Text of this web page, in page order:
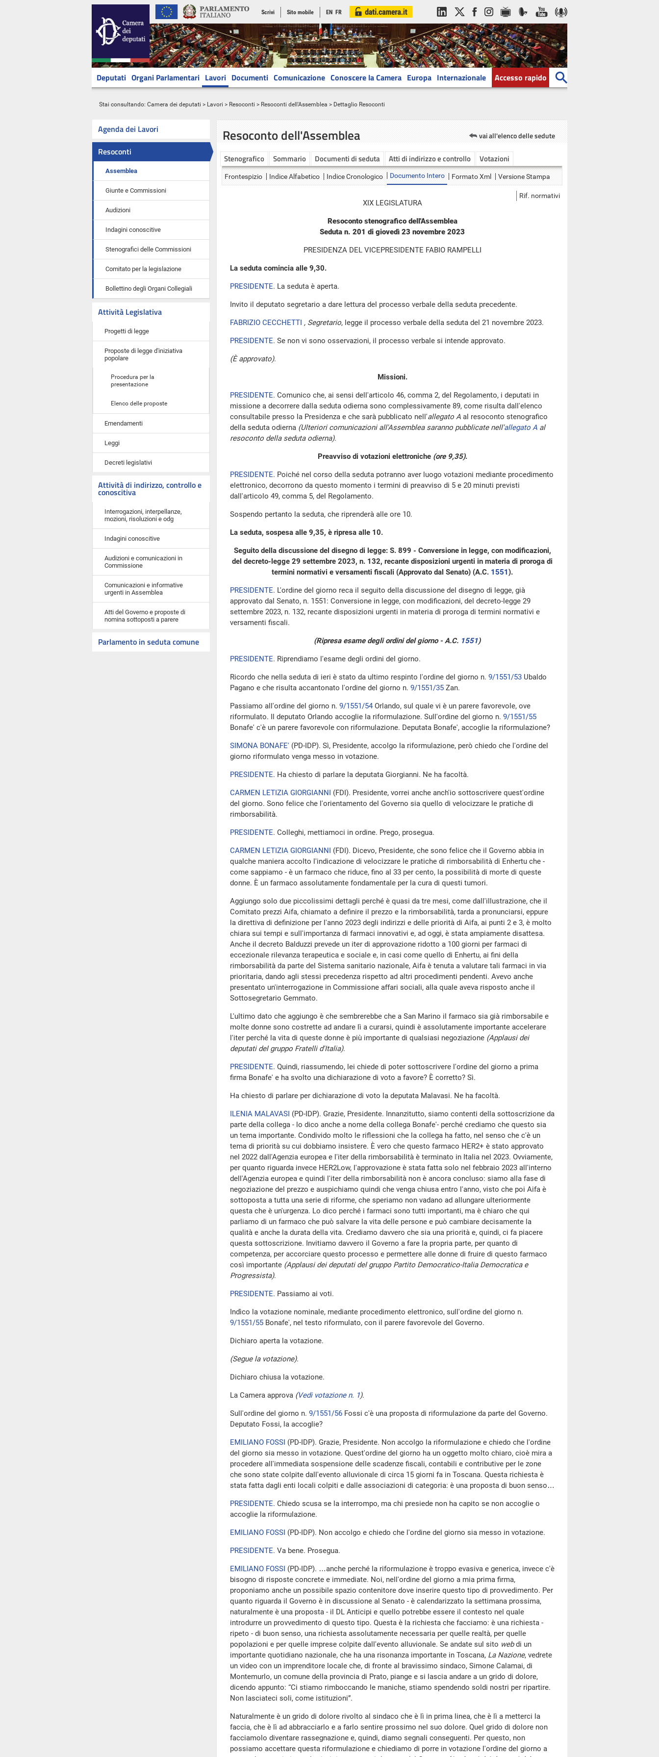
Scrivi Sito mobile EN FR
Deputati Organi Parlamentari Lavori Documenti Comunicazione Conoscere la Camera Europa Internazionale Accesso rapido
Stai consultando: Camera dei deputati > Lavori > Resoconti > Resoconti dell'Assemblea > Dettaglio Resoconti
Agenda dei Lavori
Resoconti
Assemblea
Giunte e Commissioni
Audizioni
Indagini conoscitive
Stenografici delle Commissioni
Comitato per la legislazione
Bollettino degli Organi Collegiali
Attività Legislativa
Progetti di legge
Proposte di legge d'iniziativa
popolare
Procedura per la
presentazione
Elenco delle proposte
Emendamenti
Leggi
Decreti legislativi
Attività di indirizzo, controllo e
conoscitiva
Interrogazioni, interpellanze,
mozioni, risoluzioni e odg
Indagini conoscitive
Audizioni e comunicazioni in
Commissione
Comunicazioni e informative
urgenti in Assemblea
Atti del Governo e proposte di
nomina sottoposti a parere
Parlamento in seduta comune
Resoconto dell'Assemblea vai all'elenco delle sedute
Stenografico Sommario Documenti di seduta Atti di indirizzo e controllo Votazioni
Frontespizio Indice Alfabetico Indice Cronologico Documento Intero Formato Xml Versione Stampa
Rif. normativi
XIX LEGISLATURA
Resoconto stenografico dell'Assemblea
Seduta n. 201 di giovedì 23 novembre 2023
PRESIDENZA DEL VICEPRESIDENTE FABIO RAMPELLI
La seduta comincia alle 9,30.
PRESIDENTE. La seduta è aperta.
Invito il deputato segretario a dare lettura del processo verbale della seduta precedente.
FABRIZIO CECCHETTI , Segretario, legge il processo verbale della seduta del 21 novembre 2023.
PRESIDENTE. Se non vi sono osservazioni, il processo verbale si intende approvato.
(È approvato).
Missioni.
PRESIDENTE. Comunico che, ai sensi dell'articolo 46, comma 2, del Regolamento, i deputati in
missione a decorrere dalla seduta odierna sono complessivamente 89, come risulta dall'elenco
consultabile presso la Presidenza e che sarà pubblicato nell'allegato A al resoconto stenografico
della seduta odierna (Ulteriori comunicazioni all'Assemblea saranno pubblicate nell'allegato A al
resoconto della seduta odierna).
Preavviso di votazioni elettroniche (ore 9,35).
PRESIDENTE. Poiché nel corso della seduta potranno aver luogo votazioni mediante procedimento
elettronico, decorrono da questo momento i termini di preavviso di 5 e 20 minuti previsti
dall'articolo 49, comma 5, del Regolamento.
Sospendo pertanto la seduta, che riprenderà alle ore 10.
La seduta, sospesa alle 9,35, è ripresa alle 10.
Seguito della discussione del disegno di legge: S. 899 - Conversione in legge, con modificazioni,
del decreto-legge 29 settembre 2023, n. 132, recante disposizioni urgenti in materia di proroga di
termini normativi e versamenti fiscali (Approvato dal Senato) (A.C. 1551​).
PRESIDENTE. L'ordine del giorno reca il seguito della discussione del disegno di legge, già
approvato dal Senato, n. 1551: Conversione in legge, con modificazioni, del decreto-legge 29
settembre 2023, n. 132, recante disposizioni urgenti in materia di proroga di termini normativi e
versamenti fiscali.
(Ripresa esame degli ordini del giorno - A.C. 1551​)
PRESIDENTE. Riprendiamo l'esame degli ordini del giorno.
Ricordo che nella seduta di ieri è stato da ultimo respinto l'ordine del giorno n. 9/1551/53 Ubaldo
Pagano e che risulta accantonato l'ordine del giorno n. 9/1551/35 Zan.
Passiamo all'ordine del giorno n. 9/1551/54 Orlando, sul quale vi è un parere favorevole, ove
riformulato. Il deputato Orlando accoglie la riformulazione. Sull'ordine del giorno n. 9/1551/55
Bonafe' c'è un parere favorevole con riformulazione. Deputata Bonafe', accoglie la riformulazione?
SIMONA BONAFE' (PD-IDP). Sì, Presidente, accolgo la riformulazione, però chiedo che l'ordine del
giorno riformulato venga messo in votazione.
PRESIDENTE. Ha chiesto di parlare la deputata Giorgianni. Ne ha facoltà.
CARMEN LETIZIA GIORGIANNI (FDI). Presidente, vorrei anche anch'io sottoscrivere quest'ordine
del giorno. Sono felice che l'orientamento del Governo sia quello di velocizzare le pratiche di
rimborsabilità.
PRESIDENTE. Colleghi, mettiamoci in ordine. Prego, prosegua.
CARMEN LETIZIA GIORGIANNI (FDI). Dicevo, Presidente, che sono felice che il Governo abbia in
qualche maniera accolto l'indicazione di velocizzare le pratiche di rimborsabilità di Enhertu che -
come sappiamo - è un farmaco che riduce, fino al 33 per cento, la possibilità di morte di queste
donne. È un farmaco assolutamente fondamentale per la cura di questi tumori.
Aggiungo solo due piccolissimi dettagli perché è quasi da tre mesi, come dall'illustrazione, che il
Comitato prezzi Aifa, chiamato a definire il prezzo e la rimborsabilità, tarda a pronunciarsi, eppure
la direttiva di definizione per l'anno 2023 degli indirizzi e delle priorità di Aifa, ai punti 2 e 3, è molto
chiara sui tempi e sull'importanza di farmaci innovativi e, ad oggi, è stata ampiamente disattesa.
Anche il decreto Balduzzi prevede un iter di approvazione ridotto a 100 giorni per farmaci di
eccezionale rilevanza terapeutica e sociale e, in casi come quello di Enhertu, ai fini della
rimborsabilità da parte del Sistema sanitario nazionale, Aifa è tenuta a valutare tali farmaci in via
prioritaria, dando agli stessi precedenza rispetto ad altri procedimenti pendenti. Avevo anche
presentato un'interrogazione in Commissione affari sociali, alla quale aveva risposto anche il
Sottosegretario Gemmato.
L'ultimo dato che aggiungo è che sembrerebbe che a San Marino il farmaco sia già rimborsabile e
molte donne sono costrette ad andare lì a curarsi, quindi è assolutamente importante accelerare
l'iter perché la vita di queste donne è più importante di qualsiasi negoziazione (Applausi dei
deputati del gruppo Fratelli d'Italia).
PRESIDENTE. Quindi, riassumendo, lei chiede di poter sottoscrivere l'ordine del giorno a prima
firma Bonafe' e ha svolto una dichiarazione di voto a favore? È corretto? Sì.
Ha chiesto di parlare per dichiarazione di voto la deputata Malavasi. Ne ha facoltà.
ILENIA MALAVASI (PD-IDP). Grazie, Presidente. Innanzitutto, siamo contenti della sottoscrizione da
parte della collega - lo dico anche a nome della collega Bonafe'- perché crediamo che questo sia
un tema importante. Condivido molto le riflessioni che la collega ha fatto, nel senso che c'è un
tema di priorità su cui dobbiamo insistere. È vero che questo farmaco HER2+ è stato approvato
nel 2022 dall'Agenzia europea e l'iter della rimborsabilità è terminato in Italia nel 2023. Ovviamente,
per quanto riguarda invece HER2Low, l'approvazione è stata fatta solo nel febbraio 2023 all'interno
dell'Agenzia europea e quindi l'iter della rimborsabilità non è ancora concluso: siamo alla fase di
negoziazione del prezzo e auspichiamo quindi che venga chiusa entro l'anno, visto che poi Aifa è
sottoposta a tutta una serie di riforme, che speriamo non vadano ad allungare ulteriormente
questa che è un'urgenza. Lo dico perché i farmaci sono tutti importanti, ma è chiaro che qui
parliamo di un farmaco che può salvare la vita delle persone e può cambiare decisamente la
qualità e anche la durata della vita. Crediamo davvero che sia una priorità e, quindi, ci fa piacere
questa sottoscrizione. Invitiamo davvero il Governo a fare la propria parte, per quanto di
competenza, per accorciare questo processo e permettere alle donne di fruire di questo farmaco
così importante (Applausi dei deputati del gruppo Partito Democratico-Italia Democratica e
Progressista).
PRESIDENTE. Passiamo ai voti.
Indìco la votazione nominale, mediante procedimento elettronico, sull'ordine del giorno n.
9/1551/55 Bonafe', nel testo riformulato, con il parere favorevole del Governo.
Dichiaro aperta la votazione.
(Segue la votazione).
Dichiaro chiusa la votazione.
La Camera approva (Vedi votazione n. 1).
Sull'ordine del giorno n. 9/1551/56 Fossi c'è una proposta di riformulazione da parte del Governo.
Deputato Fossi, la accoglie?
EMILIANO FOSSI (PD-IDP). Grazie, Presidente. Non accolgo la riformulazione e chiedo che l'ordine
del giorno sia messo in votazione. Quest'ordine del giorno ha un oggetto molto chiaro, cioè mira a
procedere all'immediata sospensione delle scadenze fiscali, contabili e contributive per le zone
che sono state colpite dall'evento alluvionale di circa 15 giorni fa in Toscana. Questa richiesta è
stata fatta dagli enti locali colpiti e dalle associazioni di categoria: è una proposta di buon senso…
PRESIDENTE. Chiedo scusa se la interrompo, ma chi presiede non ha capito se non accoglie o
accoglie la riformulazione.
EMILIANO FOSSI (PD-IDP). Non accolgo e chiedo che l'ordine del giorno sia messo in votazione.
PRESIDENTE. Va bene. Prosegua.
EMILIANO FOSSI (PD-IDP). …anche perché la riformulazione è troppo evasiva e generica, invece c'è
bisogno di risposte concrete e immediate. Noi, nell'ordine del giorno a mia prima firma,
proponiamo anche un possibile spazio contenitore dove inserire questo tipo di provvedimento. Per
quanto riguarda il Governo è in discussione al Senato - è calendarizzato la settimana prossima,
naturalmente è una proposta - il DL Anticipi e quello potrebbe essere il contesto nel quale
introdurre un provvedimento di questo tipo. Questa è la richiesta che facciamo: è una richiesta -
ripeto - di buon senso, una richiesta assolutamente necessaria per quelle realtà, per quelle
popolazioni e per quelle imprese colpite dall'evento alluvionale. Se andate sul sito webdi un
importante quotidiano nazionale, che ha una risonanza importante in Toscana, La Nazione, vedrete
un video con un imprenditore locale che, di fronte al bravissimo sindaco, Simone Calamai, di
Montemurlo, un comune della provincia di Prato, piange e si lascia andare a un grido di dolore,
dicendo appunto: “Ci stiamo rimboccando le maniche, stiamo spendendo soldi nostri per ripartire.
Non lasciateci soli, come istituzioni”.
Naturalmente è un grido di dolore rivolto al sindaco che è lì in prima linea, che è lì a metterci la
faccia, che è lì ad abbracciarlo e a farlo sentire prossimo nel suo dolore. Quel grido di dolore non
facciamolo diventare rassegnazione e, quindi, diamo segnali conseguenti. Per questo, non
possiamo accettare questa riformulazione e chiediamo di porre in votazione l'ordine del giorno a